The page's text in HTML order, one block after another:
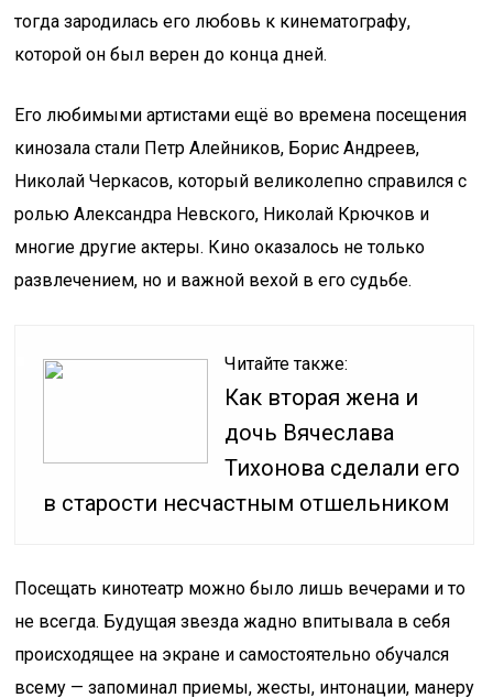
тогда зародилась его любовь к кинематографу,
которой он был верен до конца дней.
Его любимыми артистами ещё во времена посещения
кинозала стали Петр Алейников, Борис Андреев,
Николай Черкасов, который великолепно справился с
ролью Александра Невского, Николай Крючков и
многие другие актеры. Кино оказалось не только
развлечением, но и важной вехой в его судьбе.
Читайте также:
Как вторая жена и
дочь Вячеслава
Тихонова сделали его
в старости несчастным отшельником
Посещать кинотеатр можно было лишь вечерами и то
не всегда. Будущая звезда жадно впитывала в себя
происходящее на экране и самостоятельно обучался
всему — запоминал приемы, жесты, интонации, манеру